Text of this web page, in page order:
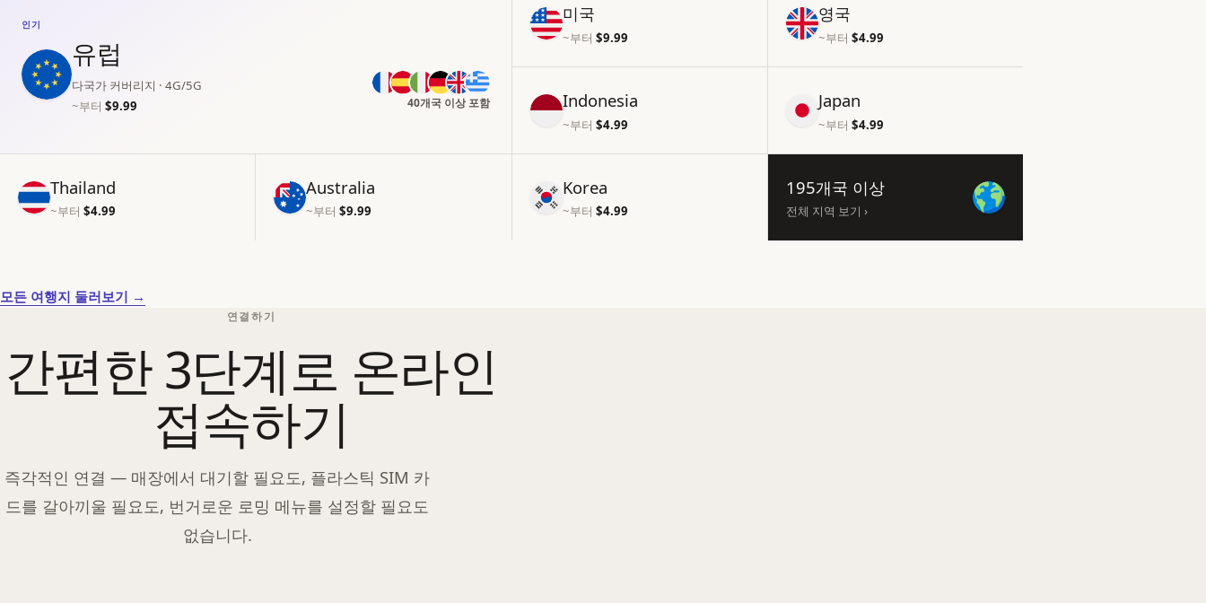
인기
유럽
다국가 커버리지 · 4G/5G
~부터 $9.99 40개국 이상 포함
미국
~부터 $9.99
영국
~부터 $4.99
Indonesia
~부터 $4.99
Japan
~부터 $4.99
Thailand
~부터 $4.99
Australia
~부터$9.99
Korea
~부터 $4.99
195개국 이상
전체 지역 보기 ›
모든 여행지 둘러보기 →
연결하기
간편한 3단계로 온라인
접속하기
즉각적인 연결 — 매장에서 대기할 필요도, 플라스틱 SIM 카
드를 갈아끼울 필요도, 번거로운 로밍 메뉴를 설정할 필요도
없습니다.